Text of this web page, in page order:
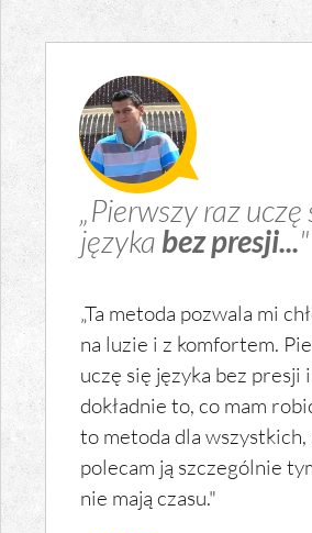
„Pierwszy raz uczę
języka bez presji..."
„Ta metoda pozwala mi
na luzie i z komfortem.
uczę się języka bez presji
dokładnie to, co mam
to metoda dla wszystkich,
polecam ją szczególnie
nie mają czasu."